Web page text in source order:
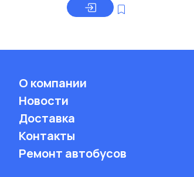
О компании
Новости
Доставка
Контакты
Ремонт автобусов